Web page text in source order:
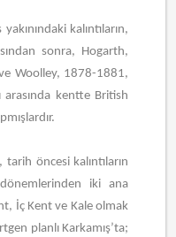
kalıntıların,
sonra, Hogarth,
Woolley, 1878-1881,
kentte British
öncesi kalıntıların
iki ana
İç Kent ve Kale olmak
planlı Karkamış’ta;